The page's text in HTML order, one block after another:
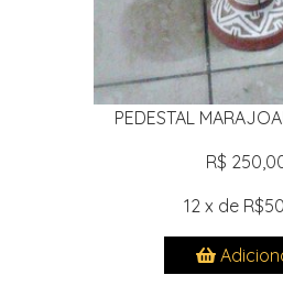
PEDESTAL
R$
12 x de